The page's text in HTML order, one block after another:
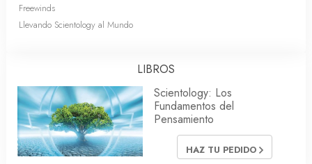
Freewinds
Llevando Scientology al Mundo
LIBROS
Scientology: Los
Fundamentos del
Pensamiento
HAZ TU PEDIDO